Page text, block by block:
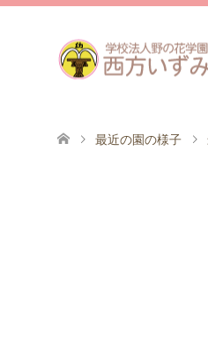
最近の園の様子